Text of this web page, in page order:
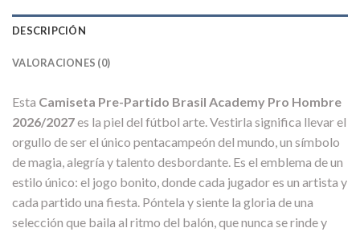
DESCRIPCIÓN
VALORACIONES (0)
Esta Camiseta Pre-Partido Brasil Academy Pro Hombre
2026/2027es la piel del fútbol arte. Vestirla significa llevar el
orgullo de ser el único pentacampeón del mundo, un símbolo
de magia, alegría y talento desbordante. Es el emblema de un
estilo único: el jogo bonito, donde cada jugador es un artista y
cada partido una fiesta. Póntela y siente la gloria de una
selección que baila al ritmo del balón, que nunca se rinde y